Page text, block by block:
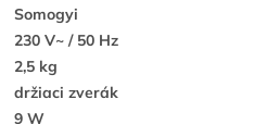
Somogyi
230 V~ / 50 Hz
2,5 kg
držiaci zverák
9 W